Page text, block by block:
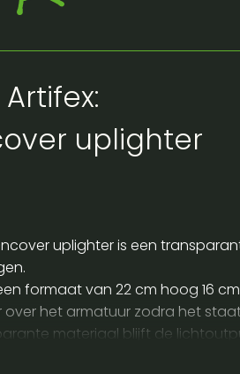
uplighter
uplighter is een
formaat van 22 cm hoog 16
over het armatuur zodra het
materiaal blijft de
je de hoes eenvoudig plat